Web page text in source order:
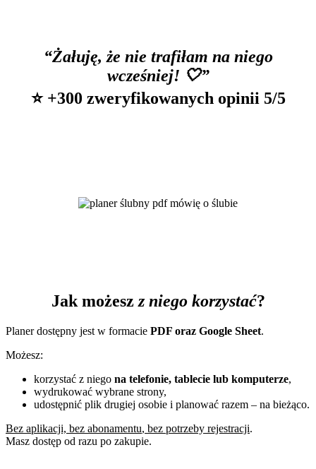
“Żałuję, że nie trafiłam na niego
wcześniej! 🤍”
⭐️ +300 zweryfikowanych opinii 5/5
Jak możesz z niego korzystać?
Planer dostępny jest w formacie PDF oraz Google Sheet.
Możesz:
korzystać z niego na telefonie, tablecie lub komputerze,
wydrukować wybrane strony,
udostępnić plik drugiej osobie i planować razem – na bieżąco.
Bez aplikacji, bez abonamentu, bez potrzeby rejestracji.
Masz dostęp od razu po zakupie.